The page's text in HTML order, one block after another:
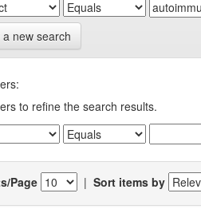
new search
to refine the search results.
Page | Sort items by